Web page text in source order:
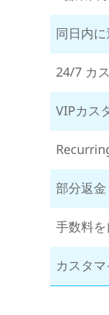
同日内
24/7 カ
VIPカス
部分返
手数料
カスタ